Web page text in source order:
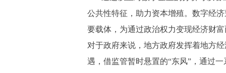
公共性特征，助力资本增殖。数字经
要载体，为通过政治权力变现经济财
对于政府来说，地方政府发挥着地方
遇，借监管暂时悬置的“东风”，通过